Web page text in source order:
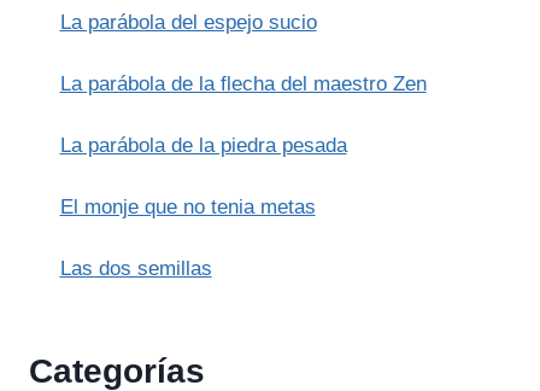
ACEITE
La parábola del espejo sucio
La parábola de la flecha del maestro Zen
La parábola de la piedra pesada
El monje que no tenia metas
Las dos semillas
Categorías